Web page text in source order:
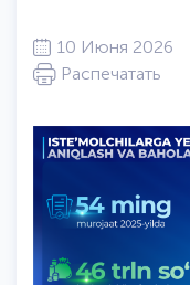
10 Июня 2026
Распечатать